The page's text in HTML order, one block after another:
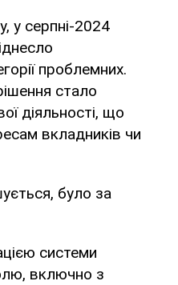
у серпні-2024
проблемних.
стало
діяльності, що
вкладників чи
було за
системи
включно з